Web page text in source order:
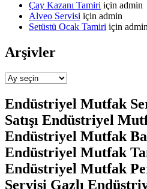
Çay Kazanı Tamiri için admin
Alveo Servisi için admin
Setüstü Ocak Tamiri için admin
Arşivler
Arşivler
Endüstriyel Mutfak
Satışı Endüstriyel
Endüstriyel Mutfak
Endüstriyel Mutfak
Endüstriyel Mutfak
Servisi Gazlı